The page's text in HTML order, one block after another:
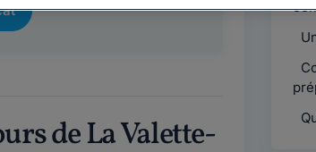
de La Valette-